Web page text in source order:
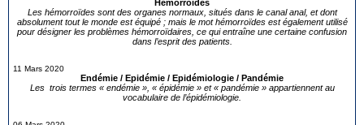
Hémorroïdes
Les hémorroïdes sont des organes normaux, situés dans le canal anal, et dont
absolument tout le monde est équipé ; mais le mot hémorroïdes est également utilisé
pour désigner les problèmes hémorroïdaires, ce qui entraîne une certaine confusion
dans l’esprit des patients.
11 Mars 2020
Endémie / Epidémie / Epidémiologie / Pandémie
Les trois termes « endémie », « épidémie » et « pandémie » appartiennent au
vocabulaire de l’épidémiologie.